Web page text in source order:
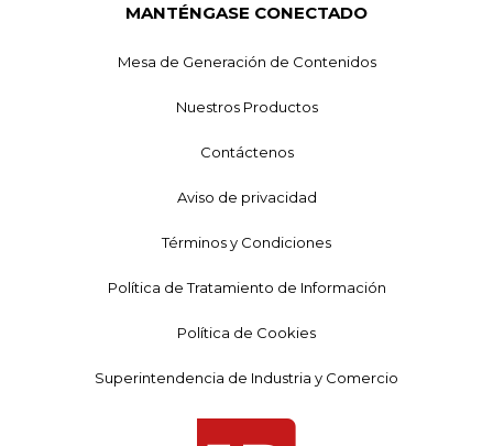
MANTÉNGASE CONECTADO
Mesa de Generación de Contenidos
Nuestros Productos
Contáctenos
Aviso de privacidad
Términos y Condiciones
Política de Tratamiento de Información
Política de Cookies
Superintendencia de Industria y Comercio